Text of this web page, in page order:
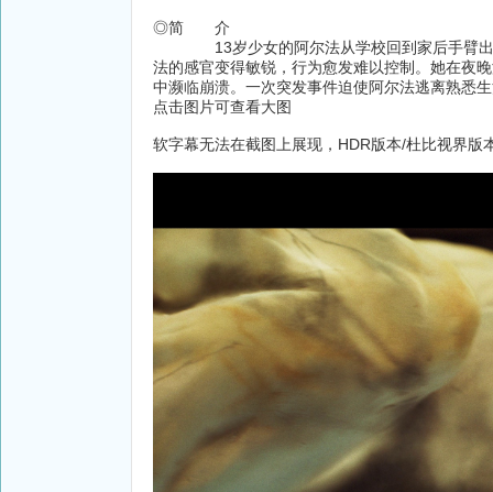
◎简 介
13岁少女的阿尔法从学校回到家后手臂出现
法的感官变得敏锐，行为愈发难以控制。她在夜
中濒临崩溃。一次突发事件迫使阿尔法逃离熟悉
点击图片可查看大图
软字幕无法在截图上展现，HDR版本/杜比视界